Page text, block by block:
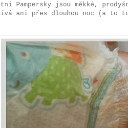
Pampersky jsou měkké,
ani přes dlouhou noc (a to